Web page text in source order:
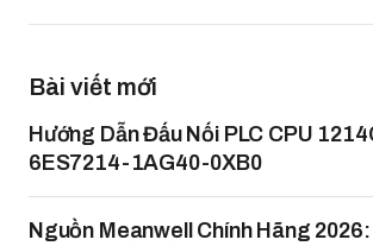
Bài viết mới
Hướng Dẫn Đấu Nối PLC CPU
6ES7214-1AG40-0XB0
Nguồn Meanwell Chính Hãng